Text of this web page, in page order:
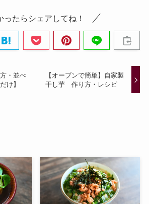
ったらシェアしてね！
・並べ
け】
【オーブンで簡単】自家製
干し芋 作り方・レシピ